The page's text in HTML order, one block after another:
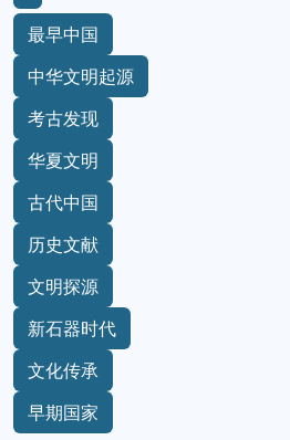
最早中国
中华文明起源
考古发现
华夏文明
古代中国
历史文献
文明探源
新石器时代
文化传承
早期国家